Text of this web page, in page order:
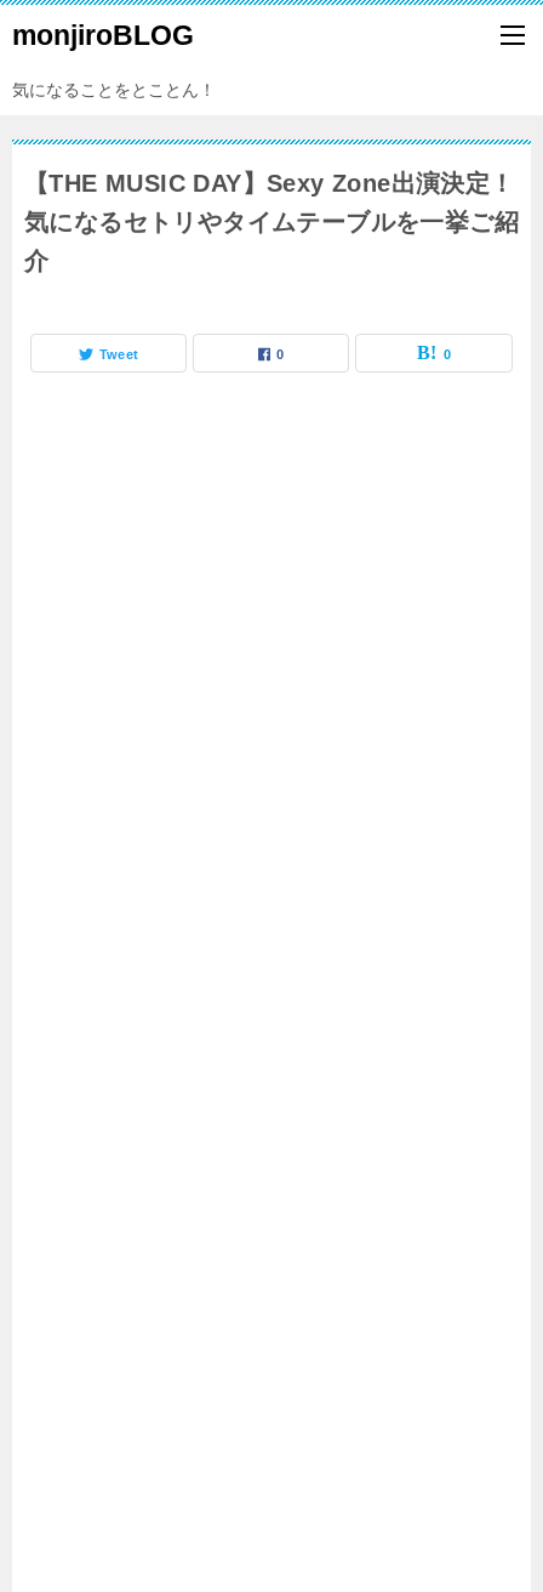
monjiroBLOG
気になることをとことん！
【THE MUSIC DAY】Sexy Zone出演決定！
気になるセトリやタイムテーブルを一挙ご紹
介
Tweet 0 0